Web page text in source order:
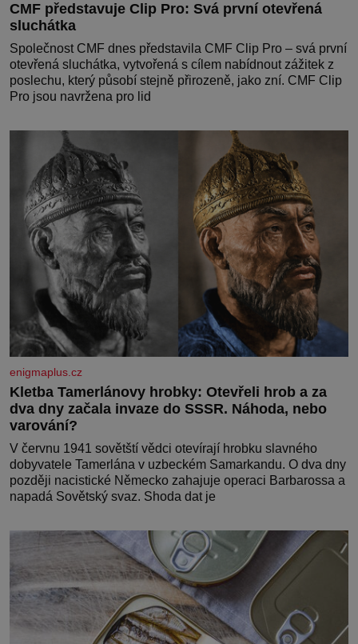
CMF představuje Clip Pro: Svá první otevřená
sluchátka
Společnost CMF dnes představila CMF Clip Pro – svá první
otevřená sluchátka, vytvořená s cílem nabídnout zážitek z
poslechu, který působí stejně přirozeně, jako zní. CMF Clip
Pro jsou navržena pro lid
enigmaplus.cz
Kletba Tamerlánovy hrobky: Otevřeli hrob a za
dva dny začala invaze do SSSR. Náhoda, nebo
varování?
V červnu 1941 sovětští vědci otevírají hrobku slavného
dobyvatele Tamerlána v uzbeckém Samarkandu. O dva dny
později nacistické Německo zahajuje operaci Barbarossa a
napadá Sovětský svaz. Shoda dat je